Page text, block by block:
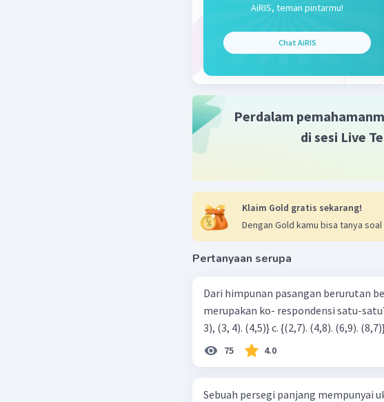
AiRIS, teman pintarmu!
Chat AiRIS
Perdalam
di sesi Live
Klaim Gold gratis sekarang!
Dengan Gold kamu bisa tanya
Pertanyaan serupa
Dari himpunan pasangan berurutan
merupakan ko- respondensi satu-satu? a. {(1, 1), (2, 2), (3, 3), (4,4)} b. {(1, 2), (2,
75 4.0
Sebuah persegi panjang mempunyai